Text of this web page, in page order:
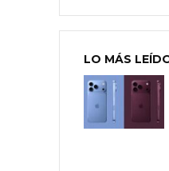
LO MÁS